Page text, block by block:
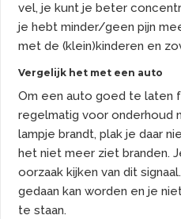
vel, je kunt je beter
je hebt minder/geen pijn
met de (klein)kinderen en
Vergelijk het met een auto
Om een auto goed te laten
regelmatig voor onderhoud
lampje brandt, plak je daar
het niet meer ziet branden.
oorzaak kijken van dit
gedaan kan worden en je
te staan.